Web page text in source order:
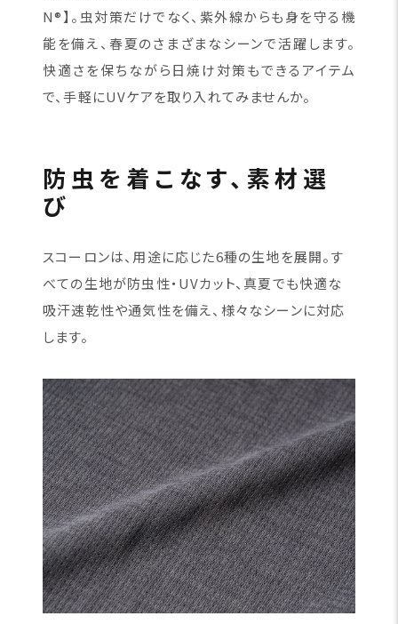
N®】。虫対策だけでなく、紫外線からも身を守る機
能を備え、春夏のさまざまなシーンで活躍します。
快適さを保ちながら日焼け対策もできるアイテム
で、手軽にUVケアを取り入れてみませんか。
防虫を着こなす、素材選
び
スコーロンは、用途に応じた6種の生地を展開。す
べての生地が防虫性・UVカット、真夏でも快適な
吸汗速乾性や通気性を備え、様々なシーンに対応
します。